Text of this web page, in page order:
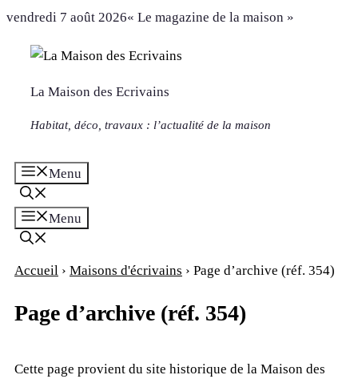
Aller
contenu
vendredi 7 août 2026« Le magazine de la maison »
La Maison des Ecrivains
Habitat, déco, travaux : l’actualité de la maison
Menu
Menu
Accueil › Maisons d'écrivains › Page d’archive (réf. 354)
Page d’archive (réf. 354)
Cette page provient du site historique de la Maison des